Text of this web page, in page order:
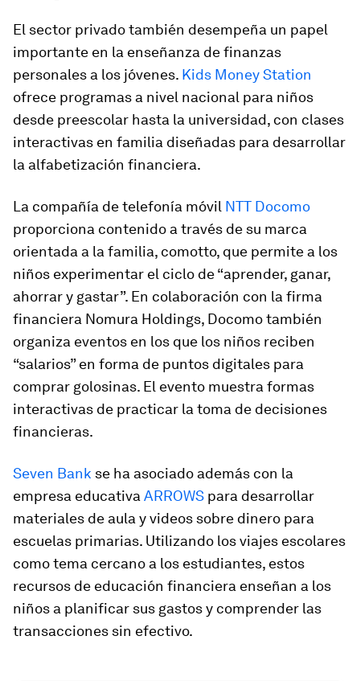
El sector privado también desempeña un papel
importante en la enseñanza de finanzas
personales a los jóvenes. Kids Money Station
ofrece programas a nivel nacional para niños
desde preescolar hasta la universidad, con clases
interactivas en familia diseñadas para desarrollar
la alfabetización financiera.
La compañía de telefonía móvil NTT Docomo
proporciona contenido a través de su marca
orientada a la familia, comotto, que permite a los
niños experimentar el ciclo de “aprender, ganar,
ahorrar y gastar”. En colaboración con la firma
financiera Nomura Holdings, Docomo también
organiza eventos en los que los niños reciben
“salarios” en forma de puntos digitales para
comprar golosinas. El evento muestra formas
interactivas de practicar la toma de decisiones
financieras.
Seven Bank se ha asociado además con la
empresa educativa ARROWS para desarrollar
materiales de aula y videos sobre dinero para
escuelas primarias. Utilizando los viajes escolares
como tema cercano a los estudiantes, estos
recursos de educación financiera enseñan a los
niños a planificar sus gastos y comprender las
transacciones sin efectivo.